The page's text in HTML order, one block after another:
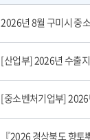
2026년 8월 구미시 중
[산업부] 2026년 수출지원기반
[중소벤처기업부] 2026년도 수출지
『2026 경상북도 향토뿌